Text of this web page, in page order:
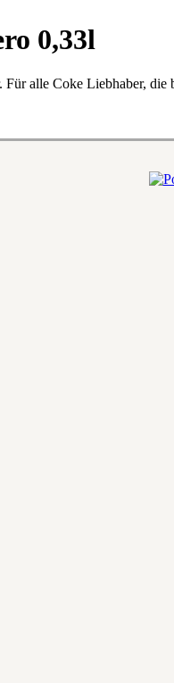
0,33l
alle Coke Liebhaber, die